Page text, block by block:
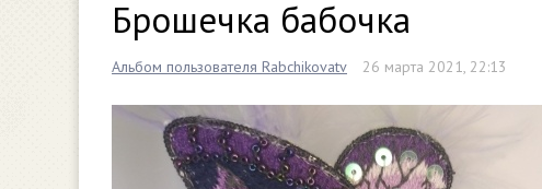
Брошечка бабочка
Альбом пользователя Rabchikovatv 26 марта 2021, 22:13